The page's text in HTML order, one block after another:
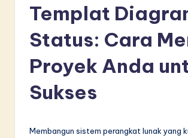
Templat
Status: Cara
Proyek Anda
Sukses
Membangun sistem perangkat lunak yang